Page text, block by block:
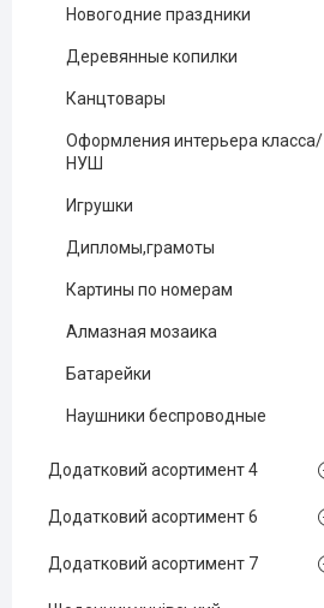
Новогодние праздники
Деревянные копилки
Канцтовары
Оформления интерьера класса/
НУШ
Игрушки
Дипломы,грамоты
Картины по номерам
Алмазная мозаика
Батарейки
Наушники беспроводные
Додатковий асортимент 4
Додатковий асортимент 6
Додатковий асортимент 7